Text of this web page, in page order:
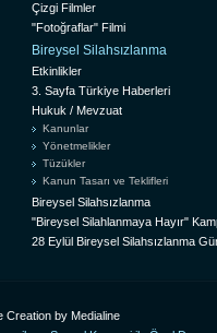
Çizgi Filmler
"Fotoğraflar" Filmi
Bireysel Silahsızlanma
Etkinlikler
3. Sayfa Türkiye Haberleri
Hukuk / Mevzuat
Kanunlar
Yönetmelikler
Tüzükler
Kanun Tasarı ve Teklifleri
Bireysel Silahsızlanma
"Bireysel Silahlanmaya Hayır"
28 Eylül Bireysel Silahsızlanma
Creation by Medialine